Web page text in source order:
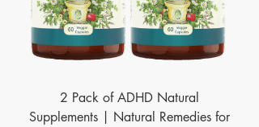
2 Pack of ADHD Natural
Supplements | Natural Remedies for